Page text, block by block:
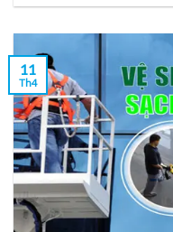
11
Th4